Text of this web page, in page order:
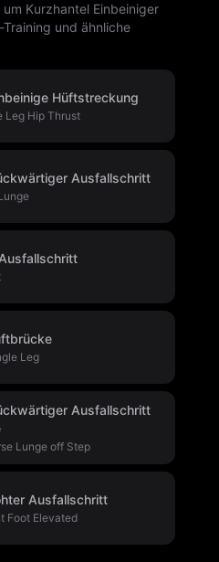
Kurzhantel Einbeiniger
und ähnliche
Hüftstreckung
Leg Hip Thrust
Ausfallschritt
Leg
Ausfallschritt
Lunge off Step
Ausfallschritt
Foot Elevated